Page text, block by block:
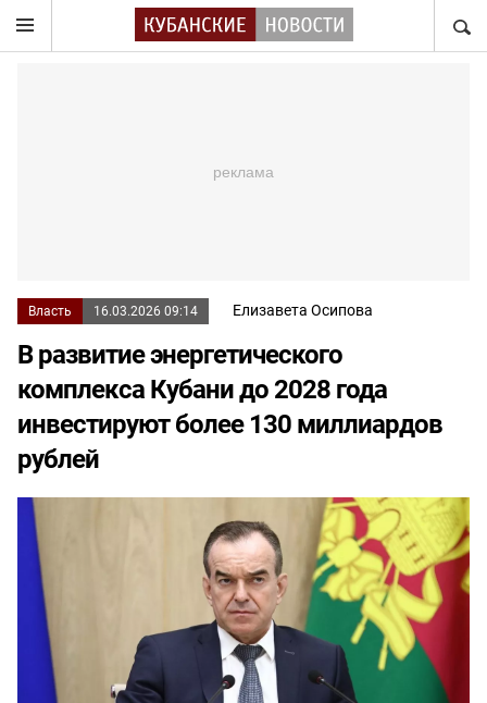
Власть 16.03.2026 09:14 Елизавета Осипова
В развитие энергетического
комплекса Кубани до 2028 года
инвестируют более 130 миллиардов
рублей